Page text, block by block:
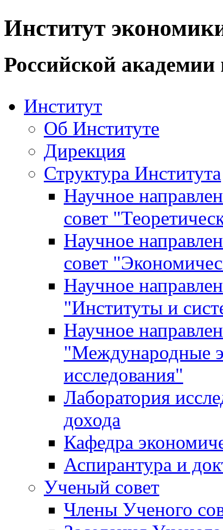
Институт
Российской академии
Институт
Об Институте
Дирекция
Структура Института
Научное
совет
Научное
совет
Научное
"Институты и
Научное
"Международные
исследования"
Лаборатория
дохода
Кафедра
Аспирантура и
Ученый совет
Члены Ученого